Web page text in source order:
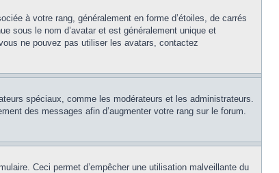
à votre rang, généralement en forme d’étoiles, de carrés
sous le nom d’avatar et est généralement unique et
ne pouvez pas utiliser les avatars, contactez
spéciaux, comme les modérateurs et les administrateurs.
des messages afin d’augmenter votre rang sur le forum.
Ceci permet d’empêcher une utilisation malveillante du